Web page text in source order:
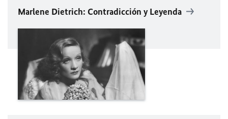
Marlene Dietrich: Contradicción y Leyenda